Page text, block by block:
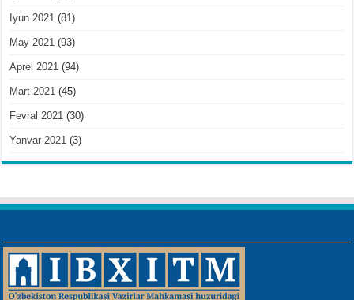
Iyun 2021 (81)
May 2021 (93)
Aprel 2021 (94)
Mart 2021 (45)
Fevral 2021 (30)
Yanvar 2021 (3)